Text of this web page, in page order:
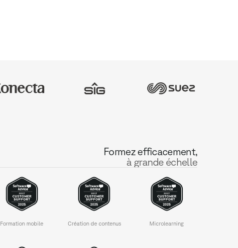
Formez efficacement,
à grande échelle
Formation mobile Création de contenus Microlearning